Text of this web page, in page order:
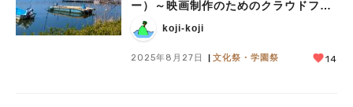
ー）～映画制作のためのクラウドファ
ンディング実施中！～大学生の映画制
作を応援しよう！～
koji-koji
2025年8月27日 文化祭・学園祭 14